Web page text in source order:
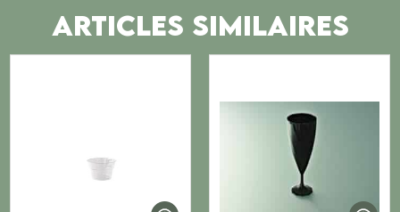
ARTICLES SIMILAIRES